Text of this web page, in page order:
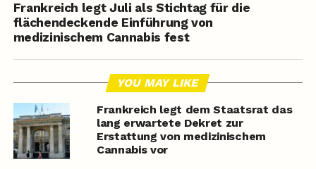
Frankreich legt Juli als Stichtag für die
flächendeckende Einführung von
medizinischem Cannabis fest
YOU MAY LIKE
Frankreich legt dem Staatsrat das
lang erwartete Dekret zur
Erstattung von medizinischem
Cannabis vor